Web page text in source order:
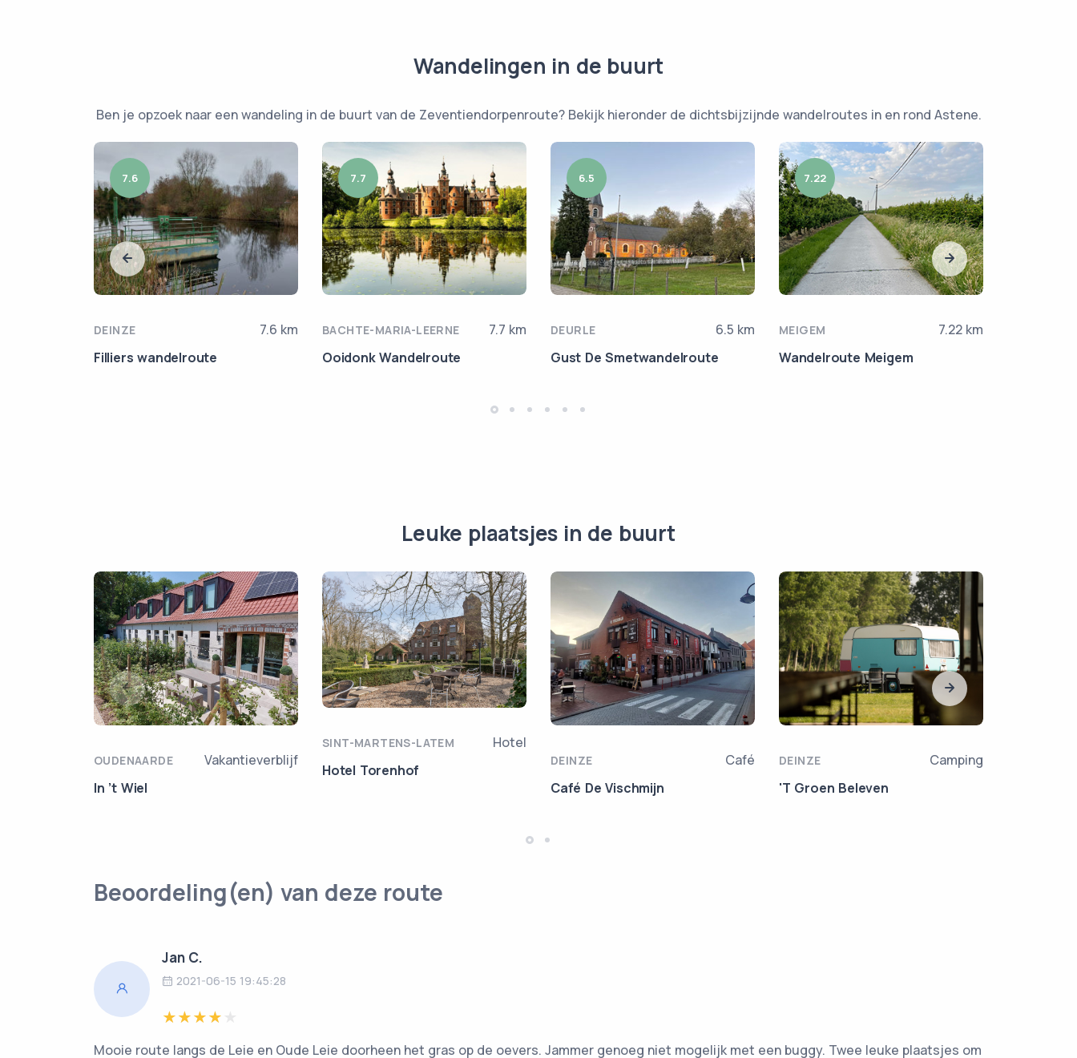
Wandelingen in de buurt
Ben je opzoek naar een wandeling in de buurt van de Zeventiendorpenroute? Bekijk hieronder de dichtsbijzijnde wandelroutes in en rond Astene.
7.6
DEINZE
7.6 km
Filliers wandelroute
7.7
BACHTE-MARIA-LEERNE
7.7 km
Ooidonk Wandelroute
6.5
DEURLE
6.5 km
Gust De Smetwandelroute
7.22
MEIGEM
7.22 km
Wandelroute Meigem
Leuke plaatsjes in de buurt
OUDENAARDE
Vakantieverblijf
In ’t Wiel
SINT-MARTENS-LATEM
Hotel
Hotel Torenhof
DEINZE
Café
Café De Vischmijn
DEINZE
Camping
'T Groen Beleven
Beoordeling(en) van deze route
Jan C.
2021-06-15 19:45:28
Mooie route langs de Leie en Oude Leie doorheen het gras op de oevers. Jammer genoeg niet mogelijk met een buggy. Twee leuke plaatsjes om